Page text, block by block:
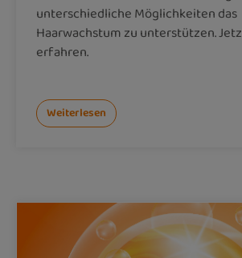
unterschiedliche Möglichkeiten das
Haarwachstum zu unterstützen.
erfahren.
Weiterlesen